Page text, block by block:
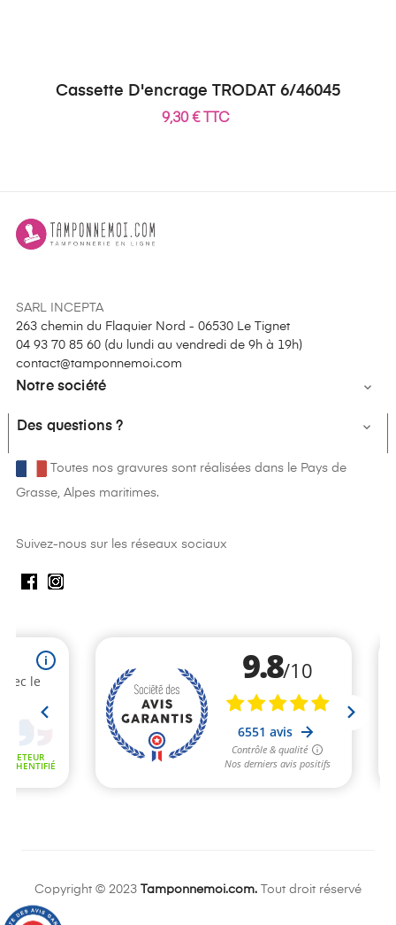
Cassette D'encrage TRODAT 6/46045
9,30 € TTC
SARL INCEPTA
263 chemin du Flaquier Nord - 06530 Le Tignet
04 93 70 85 60 (du lundi au vendredi de 9h à 19h)
contact@tamponnemoi.com
Notre société 
Des questions ? 
Toutes nos gravures sont réalisées dans le Pays de
Grasse, Alpes maritimes.
Suivez-nous sur les réseaux sociaux
Copyright © 2023 Tamponnemoi.com. Tout droit réservé